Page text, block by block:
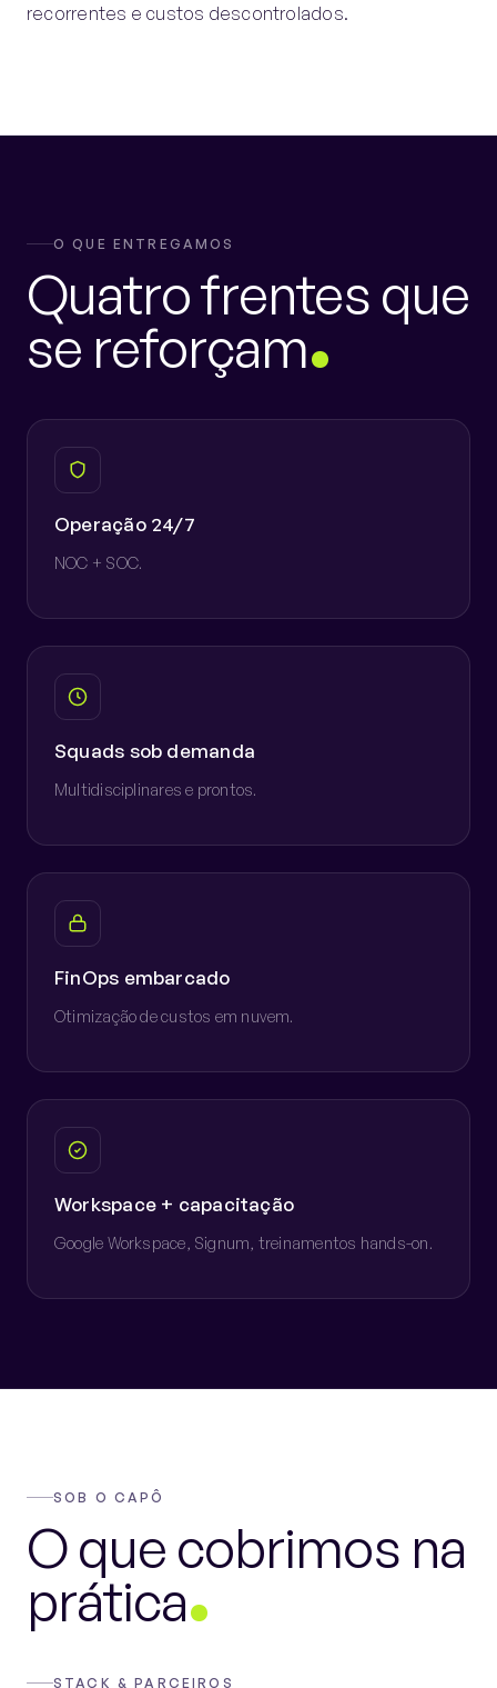
recorrentes e custos descontrolados.
O QUE ENTREGAMOS
Quatro frentes que
se reforçam
Operação 24/7
NOC + SOC.
Squads sob demanda
Multidisciplinares e prontos.
FinOps embarcado
Otimização de custos em nuvem.
Workspace + capacitação
Google Workspace, Signum, treinamentos hands-on.
SOB O CAPÔ
O que cobrimos na
prática
STACK & PARCEIROS